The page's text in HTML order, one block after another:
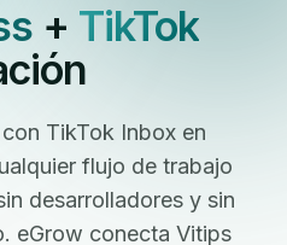
+ TikTok
TikTok Inbox en
flujo de trabajo
desarrolladores y sin
eGrow conecta Vitips